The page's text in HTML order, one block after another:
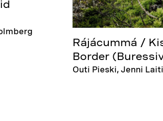
Rájácummá /
Border
Outi Pieski, Jenni